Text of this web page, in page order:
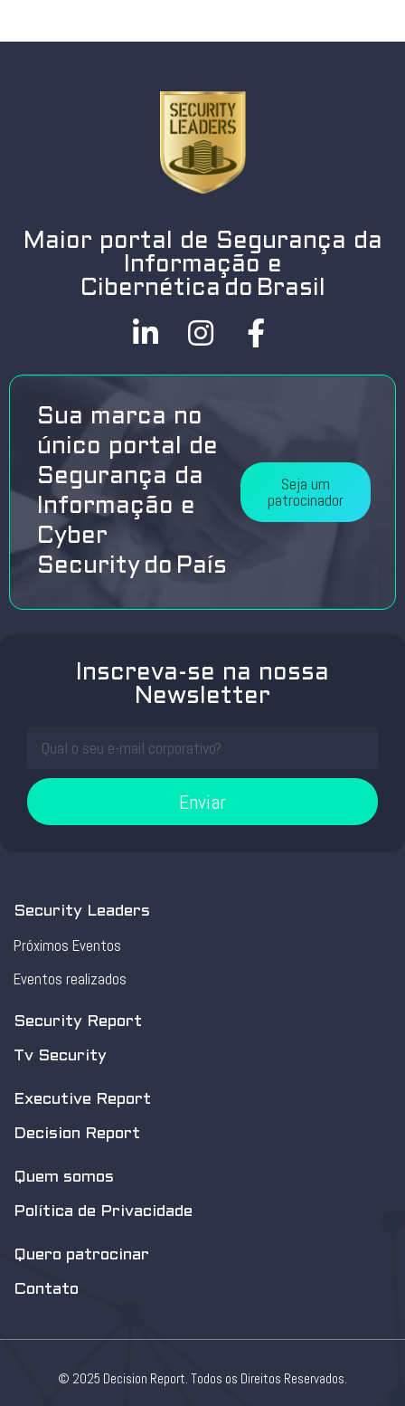
Maior portal de Segurança da
Informação e
Cibernética do Brasil
Sua marca no
único portal de
Segurança da
Informação e
Cyber
Security do País
Seja um
patrocinador
Inscreva-se na nossa
Newsletter
Enviar
Security Leaders
Próximos Eventos
Eventos realizados
Security Report
Tv Security
Executive Report
Decision Report
Quem somos
Política de Privacidade
Quero patrocinar
Contato
© 2025 Decision Report. Todos os Direitos Reservados.